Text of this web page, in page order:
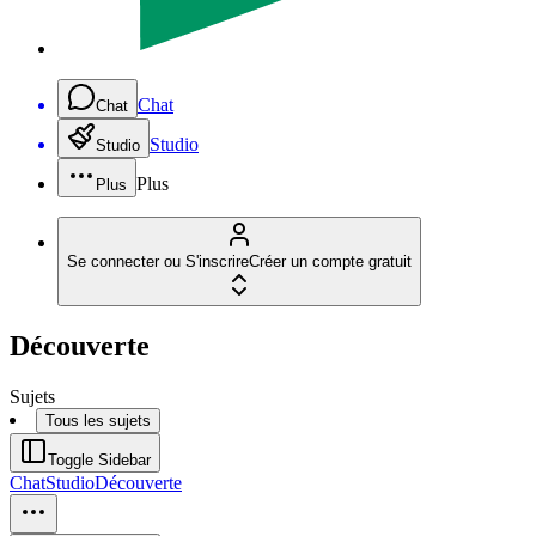
Chat Chat
Studio Studio
Plus Plus
Se connecter ou S'inscrireCréer un compte gratuit
Découverte
Sujets
Tous les sujets
Toggle Sidebar
ChatStudioDécouverte